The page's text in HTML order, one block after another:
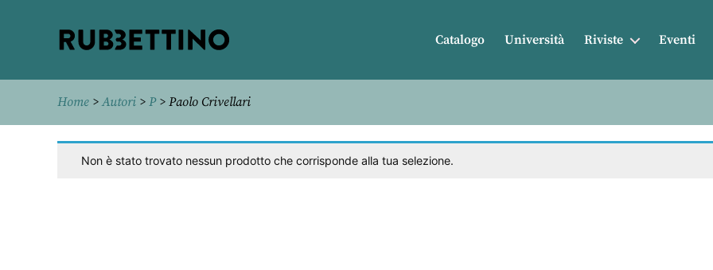
Catalogo Università Riviste Eventi
Home >Autori > P> Paolo Crivellari
Non è stato trovato nessun prodotto che corrisponde alla tua selezione.